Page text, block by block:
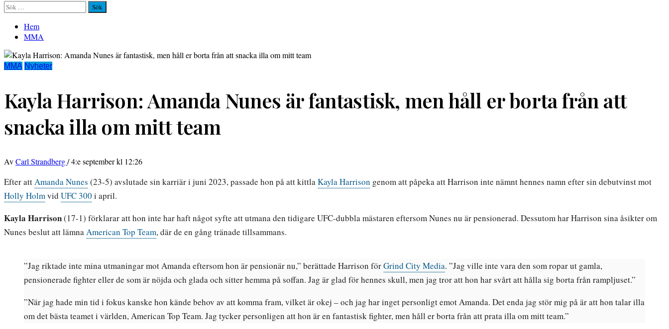
Sök
efter:
Hem
MMA
MMA Nyheter
Kayla Harrison: Amanda Nunes är fantastisk, men håll er borta från att
snacka illa om mitt team
AvCarl Strandberg/4:e september kl 12:26
Efter attAmanda Nunes (23-5) avslutade sin karriär i juni 2023, passade hon på att kittlaKayla Harrison genom att påpeka att Harrison inte nämnt hennes namn efter sin debutvinst mot
Holly Holmvid UFC 300 i april.
Kayla Harrison(17-1) förklarar att hon inte har haft något syfte att utmana den tidigare UFC-dubbla mästaren eftersom Nunes nu är pensionerad. Dessutom har Harrison sina åsikter om
Nunes beslut att lämnaAmerican Top Team, där de en gång tränade tillsammans.
”Jag riktade inte mina utmaningar mot Amanda eftersom hon är pensionär nu,” berättade Harrison förGrind City Media. ”Jag ville inte vara den som ropar ut gamla,
pensionerade fighter eller de som är nöjda och glada och sitter hemma på soffan. Jag är glad för hennes skull, men jag tror att hon har svårt att hålla sig borta från rampljuset.”
”När jag hade min tid i fokus kanske hon kände behov av att komma fram, vilket är okej – och jag har inget personligt emot Amanda. Det enda jag stör mig på är att hon talar illa
om det bästa teamet i världen, American Top Team. Jag tycker personligen att hon är en fantastisk fighter, men håll er borta från att prata illa om mitt team.”